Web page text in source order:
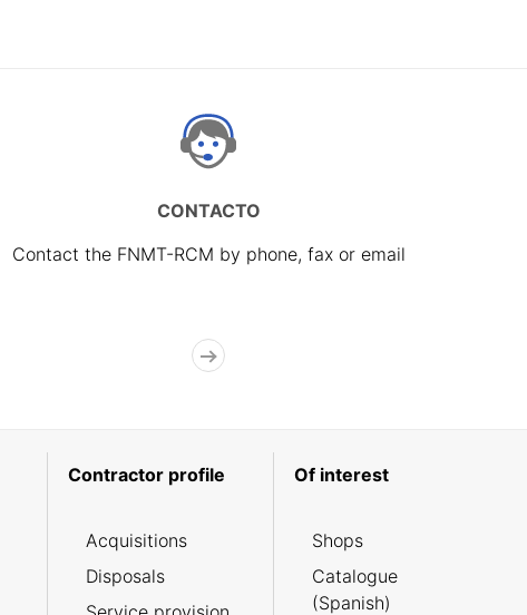
CONTACTO
Contact the FNMT-RCM by phone, fax or email
Contractor profile
Acquisitions
Disposals
Of interest
Shops
Catalogue
(Spanish)